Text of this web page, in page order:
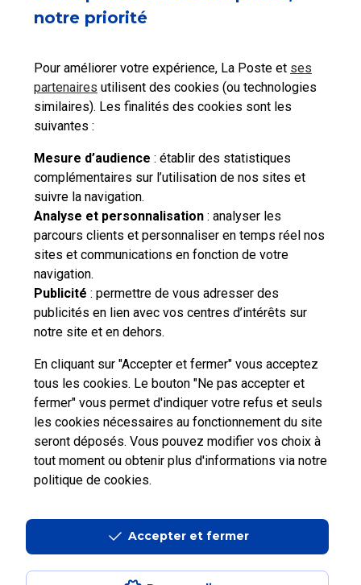
notre priorité
Pour améliorer votre expérience, La Poste et ses
partenaires utilisent des cookies (ou technologies
similaires). Les finalités des cookies sont les
suivantes :
Mesure d’audience : établir des statistiques
complémentaires sur l’utilisation de nos sites et
suivre la navigation.
Analyse et personnalisation : analyser les
parcours clients et personnaliser en temps réel nos
sites et communications en fonction de votre
navigation.
Publicité : permettre de vous adresser des
publicités en lien avec vos centres d’intérêts sur
notre site et en dehors.
En cliquant sur "Accepter et fermer" vous acceptez
tous les cookies. Le bouton "Ne pas accepter et
fermer" vous permet d'indiquer votre refus et seuls
les cookies nécessaires au fonctionnement du site
seront déposés. Vous pouvez modifier vos choix à
tout moment ou obtenir plus d'informations via notre
politique de cookies.
Accepter et fermer
postaux
Localiser La Poste
Besoin d'aide complémentaire ?
Vous n'avez pas trouvé de solution parmi nos FAQs,
vous souhaitez nous contacter ou déposer une
réclamation ?
contacter
Professionnels Entreprises et Collectivités